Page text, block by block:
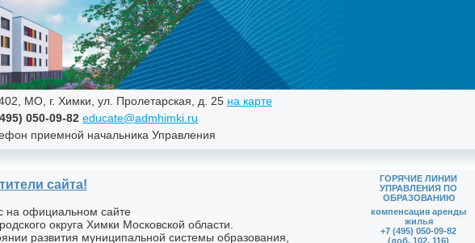
МО, г. Химки, ул. Пролетарская, д. 25 на карте
050-09-82 educate@admhimki.ru
приемной начальника Управления
ГОРЯЧИЕ ЛИНИИ
УПРАВЛЕНИЯ ПО
ОБРАЗОВАНИЮ
компенсация аренды
жилья
+7 (495) 050-09-82
(доб. 102, 116)